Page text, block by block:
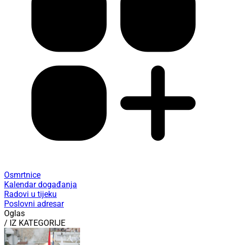
Osmrtnice
Kalendar događanja
Radovi u tijeku
Poslovni adresar
Oglas
/ IZ KATEGORIJE